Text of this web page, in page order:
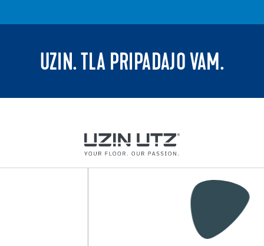
UZIN. TLA PRIPADAJO VAM.